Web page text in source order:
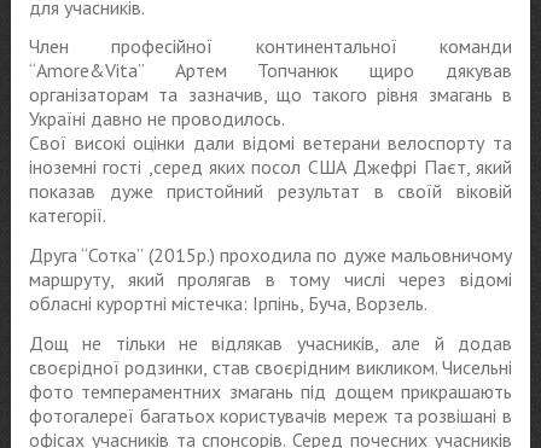
для учасників.
Член професійної континентальної команди
“Amore&Vita” Артем Топчанюк щиро дякував
організаторам та зазначив, що такого рівня змагань в
Україні давно не проводилось.
Свої високі оцінки дали відомі ветерани велоспорту та
іноземні гості ,серед яких посол США Джефрі Паєт, який
показав дуже пристойний результат в своїй віковій
категорії.
Друга “Сотка” (2015р.) проходила по дуже мальовничому
маршруту, який пролягав в тому числі через відомі
обласні курортні містечка: Ірпінь, Буча, Ворзель.
Дощ не тільки не відлякав учасників, але й додав
своєрідної родзинки, став своєрідним викликом. Чисельні
фото темпераментних змагань під дощем прикрашають
фотогалереї багатьох користувачів мереж та розвішані в
офісах учасників та спонсорів. Серед почесних учасників